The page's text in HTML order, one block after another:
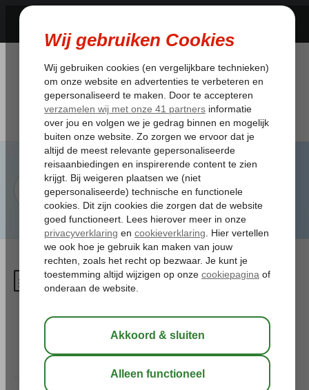
Er staat 23.59 uur als
vertrektijd op mijn ticket,
klopt dit?
Er staat 23.59 uur als vertrektijd op
mijn ticket, klopt dit?